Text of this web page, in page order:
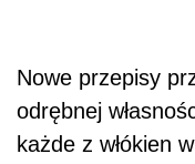
Nowe przepisy
odrębnej
każde z włókien